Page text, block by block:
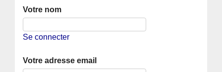
Votre nom
Se connecter
Votre adresse email